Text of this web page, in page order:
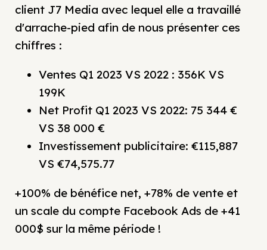
client J7 Media avec lequel elle a travaillé
d'arrache-pied afin de nous présenter ces
chiffres :
Ventes Q1 2023 VS 2022 : 356K VS
199K
Net Profit Q1 2023 VS 2022: 75 344 €
VS 38 000 €
Investissement publicitaire: €115,887
VS €74,575.77
+100% de bénéfice net, +78% de vente et
un scale du compte Facebook Ads de +41
000$ sur la même période !